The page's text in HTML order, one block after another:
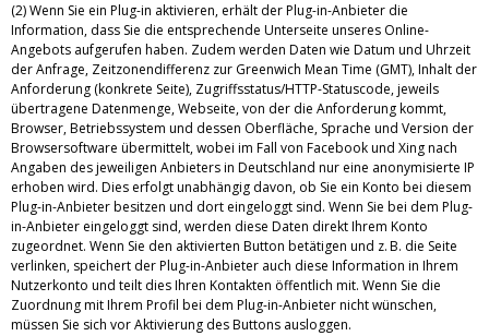
(2) Wenn Sie ein Plug-in aktivieren, erhält der Plug-in-Anbieter die
Information, dass Sie die entsprechende Unterseite unseres Online-
Angebots aufgerufen haben. Zudem werden Daten wie Datum und Uhrzeit
der Anfrage, Zeitzonendifferenz zur Greenwich Mean Time (GMT), Inhalt der
Anforderung (konkrete Seite), Zugriffsstatus/HTTP-Statuscode, jeweils
übertragene Datenmenge, Webseite, von der die Anforderung kommt,
Browser, Betriebssystem und dessen Oberfläche, Sprache und Version der
Browsersoftware übermittelt, wobei im Fall von Facebook und Xing nach
Angaben des jeweiligen Anbieters in Deutschland nur eine anonymisierte IP
erhoben wird. Dies erfolgt unabhängig davon, ob Sie ein Konto bei diesem
Plug-in-Anbieter besitzen und dort eingeloggt sind. Wenn Sie bei dem Plug-
in-Anbieter eingeloggt sind, werden diese Daten direkt Ihrem Konto
zugeordnet. Wenn Sie den aktivierten Button betätigen und z. B. die Seite
verlinken, speichert der Plug-in-Anbieter auch diese Information in Ihrem
Nutzerkonto und teilt dies Ihren Kontakten öffentlich mit. Wenn Sie die
Zuordnung mit Ihrem Profil bei dem Plug-in-Anbieter nicht wünschen,
müssen Sie sich vor Aktivierung des Buttons ausloggen.